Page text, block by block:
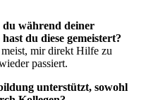
du während deiner
du diese gemeistert?
mir direkt Hilfe zu
passiert.
unterstützt, sowohl